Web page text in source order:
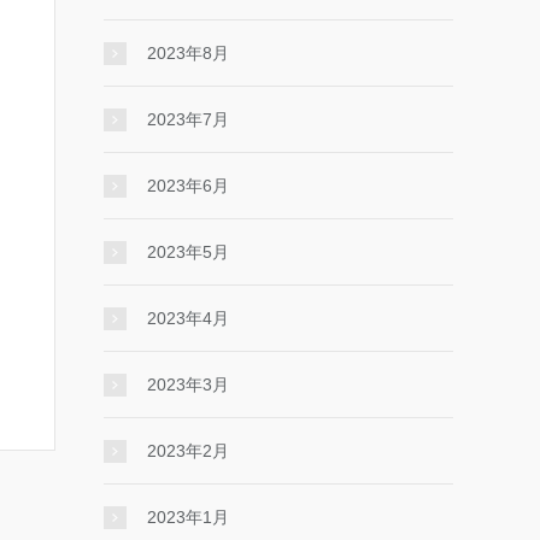
2023年8月
2023年7月
2023年6月
2023年5月
2023年4月
2023年3月
2023年2月
2023年1月